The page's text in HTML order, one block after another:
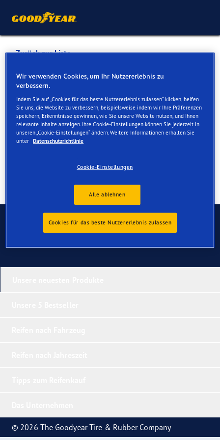
Zurück zur Liste
SPIESS GARAGE AG
Dienste online und vor Ort verfügbar
Kontakt Serviceleistungen
Kontaktieren Sie uns
© 2026 The Goodyear Tire & Rubber Company
Wir verwenden Cookies, um Ihr Nutzererlebnis zu
verbessern.
Indem Sie auf „Cookies für das beste Nutzererlebnis zulassen“ klicken, helfen
Sie uns, die Website zu verbessern, beispielsweise indem wir Ihre Präferenzen
speichern, Erkenntnisse gewinnen, wie Sie unsere Website nutzen, und Ihnen
relevante Inhalte anzeigen. Ihre Cookie-Einstellungen können Sie jederzeit in
unseren „Cookie-Einstellungen“ ändern. Weitere Informationen erhalten Sie
unter Datenschutzrichtlinie
Cookie-Einstellungen
Alle ablehnen
Cookies für das beste Nutzererlebnis zulassen